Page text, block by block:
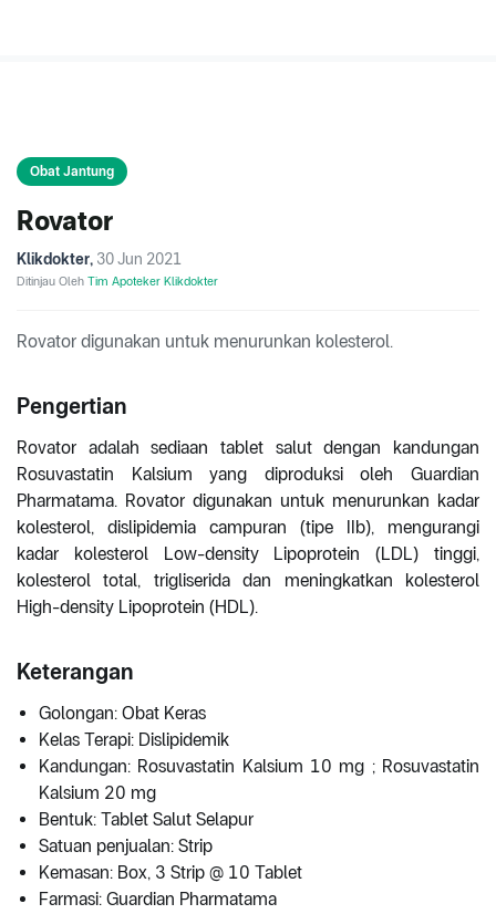
Obat Jantung
Rovator
Klikdokter, 30 Jun 2021
Ditinjau Oleh Tim Apoteker Klikdokter
Rovator digunakan untuk menurunkan kolesterol.
Pengertian
Rovator adalah sediaan tablet salut dengan kandungan
Rosuvastatin Kalsium yang diproduksi oleh Guardian
Pharmatama. Rovator digunakan untuk menurunkan kadar
kolesterol, dislipidemia campuran (tipe IIb), mengurangi
kadar kolesterol Low-density Lipoprotein (LDL) tinggi,
kolesterol total, trigliserida dan meningkatkan kolesterol
High-density Lipoprotein (HDL).
Keterangan
Golongan: Obat Keras
Kelas Terapi: Dislipidemik
Kandungan: Rosuvastatin Kalsium 10 mg ; Rosuvastatin
Kalsium 20 mg
Bentuk: Tablet Salut Selapur
Satuan penjualan: Strip
Kemasan: Box, 3 Strip @ 10 Tablet
Farmasi: Guardian Pharmatama